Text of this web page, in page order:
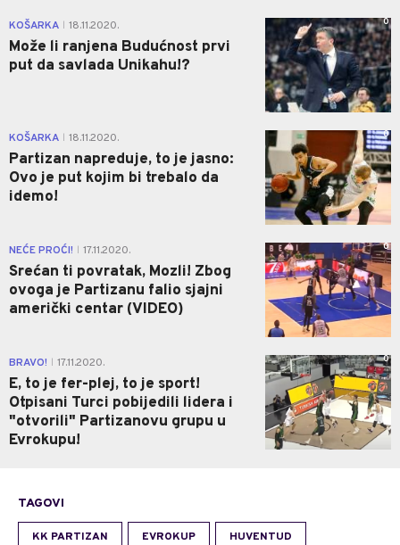
KOŠARKA 18.11.2020.
Može li ranjena Budućnost prvi
put da savlada Unikahu!?
0
KOŠARKA 18.11.2020.
Partizan napreduje, to je jasno:
Ovo je put kojim bi trebalo da
idemo!
0
NEĆE PROĆI! 17.11.2020.
Srećan ti povratak, Mozli! Zbog
ovoga je Partizanu falio sjajni
američki centar (VIDEO)
0
BRAVO! 17.11.2020.
E, to je fer-plej, to je sport!
Otpisani Turci pobijedili lidera i
"otvorili" Partizanovu grupu u
Evrokupu!
0
TAGOVI
KK PARTIZAN EVROKUP HUVENTUD